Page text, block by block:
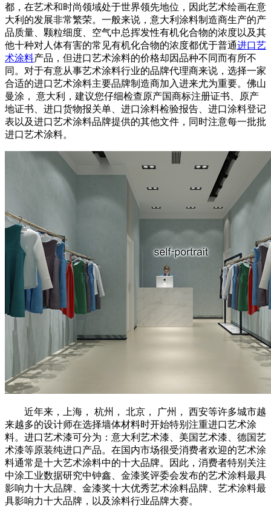
都，在艺术和时尚领域处于世界领先地位，因此艺术绘画在意
大利的发展非常繁荣。一般来说，意大利涂料制造商生产的产
品质量、颗粒细度、空气中总挥发性有机化合物的浓度以及其
他十种对人体有害的常见有机化合物的浓度都优于普通进口艺
术涂料产品，但进口艺术涂料的价格却因品种不同而有所不
同。对于有意从事艺术涂料行业的品牌代理商来说，选择一家
合适的进口艺术涂料主要品牌制造商加入进来尤为重要。佛山
曼涂， 意大利，建议您仔细检查原产国商标注册证书、原产
地证书、进口货物报关单、进口涂料检验报告、进口涂料登记
表以及进口艺术涂料品牌提供的其他文件，同时注意每一批批
进口艺术涂料。
近年来，上海， 杭州， 北京， 广州， 西安等许多城市越
来越多的设计师在选择墙体材料时开始特别注重进口艺术涂
料。进口艺术漆可分为：意大利艺术漆、美国艺术漆、德国艺
术漆等原装纯进口产品。在国内市场很受消费者欢迎的艺术涂
料通常是十大艺术涂料中的十大品牌。因此，消费者特别关注
中涂工业数据研究中钟鑫、金漆奖评委会发布的艺术涂料最具
影响力十大品牌、金漆奖十大优秀艺术涂料品牌、艺术涂料最
具影响力十大品牌，以及涂料行业品牌大赛。